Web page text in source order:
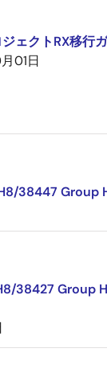
ェクトRX移行
01日
38447 Group
38427 Group